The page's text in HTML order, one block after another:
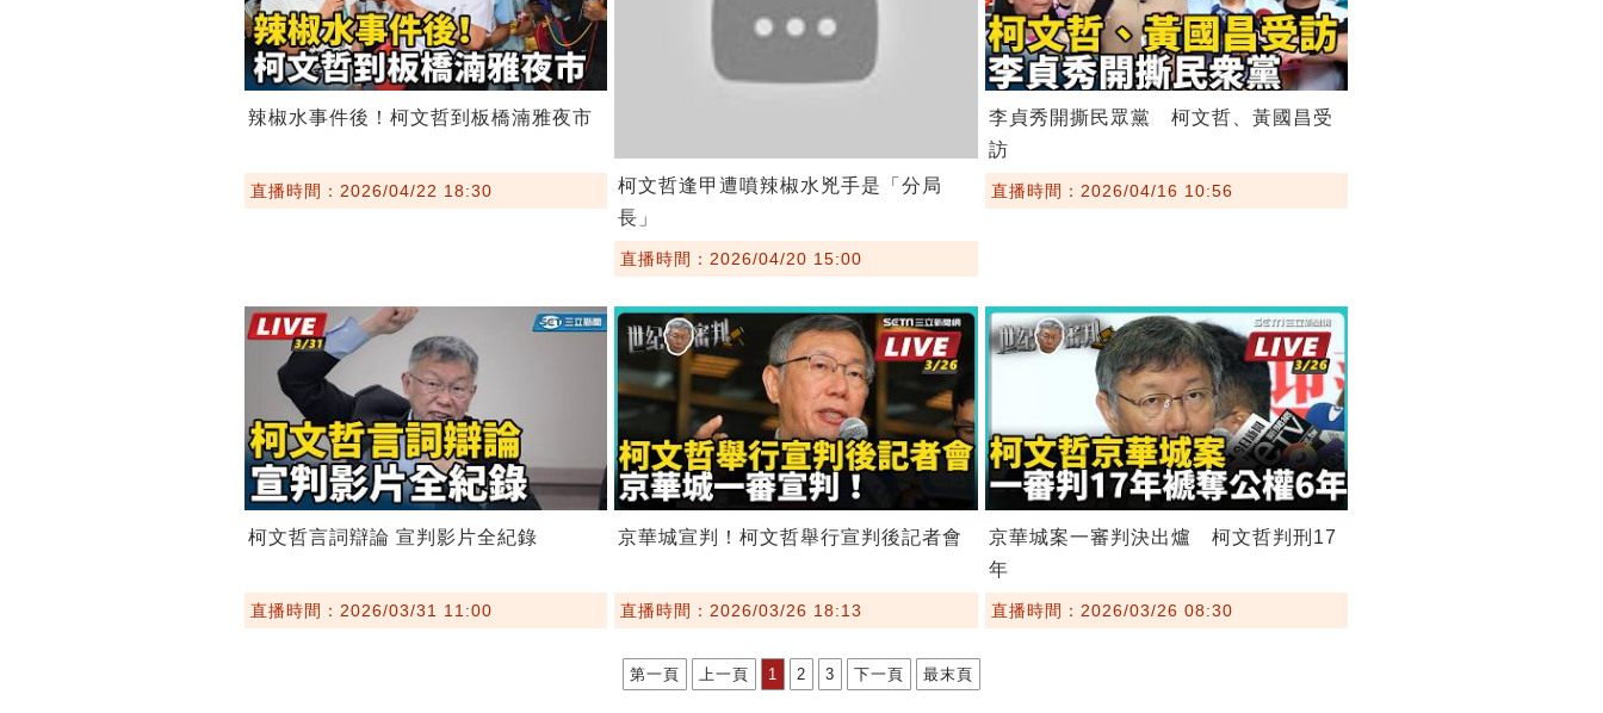
辣椒水事件後！柯文哲到板橋湳雅夜市
直播時間：2026/04/22 18:30
柯文哲逢甲遭噴辣椒水兇手是「分局
長」
直播時間：2026/04/20 15:00
李貞秀開撕民眾黨 柯文哲、黃國昌受
訪
直播時間：2026/04/16 10:56
柯文哲言詞辯論 宣判影片全紀錄
直播時間：2026/03/31 11:00
京華城宣判！柯文哲舉行宣判後記者會
直播時間：2026/03/26 18:13
京華城案一審判決出爐 柯文哲判刑17
年
直播時間：2026/03/26 08:30
第一頁 上一頁 1 2 3 下一頁 最末頁